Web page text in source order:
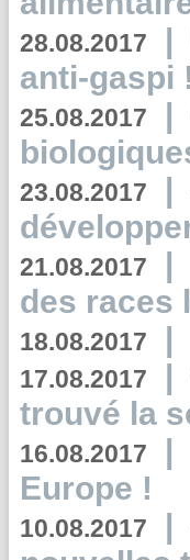
28.08.2017 |
anti-gaspi !
25.08.2017 |
23.08.2017 |
21.08.2017 |
des races
18.08.2017 |
17.08.2017 |
trouvé la
16.08.2017 |
Europe !
10.08.2017 |